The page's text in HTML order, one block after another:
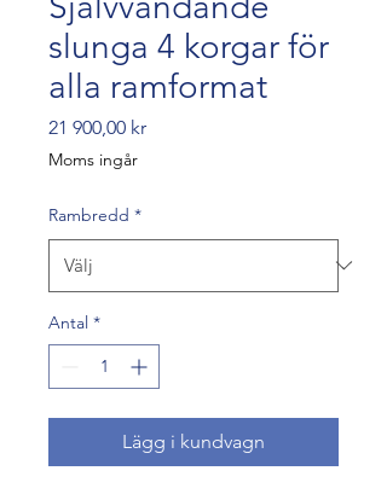
slunga 4 korgar för
alla ramformat
21 900,00 krPris
Moms ingår
Rambredd *
Antal *
Lägg i kundvagn